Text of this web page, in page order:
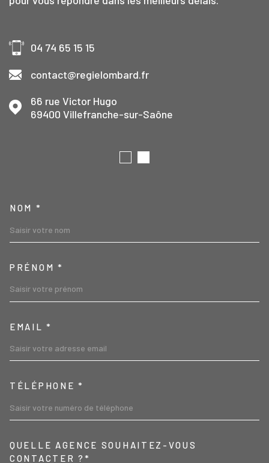
04 74 65 15 15
contact@regielombard.fr
66 rue Victor Hugo
69400
Villefranche-sur-Saône
NOM *
PRÉNOM *
EMAIL *
TÉLÉPHONE *
QUELLE AGENCE SOUHAITEZ-VOUS
CONTACTER ?*